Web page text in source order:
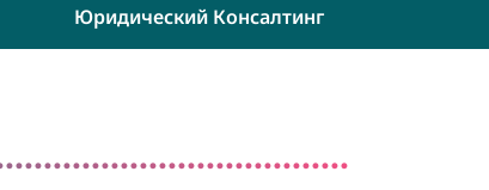
Юридический Консалтинг